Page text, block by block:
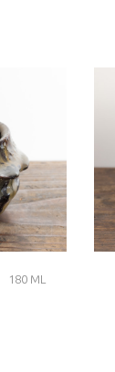
ML